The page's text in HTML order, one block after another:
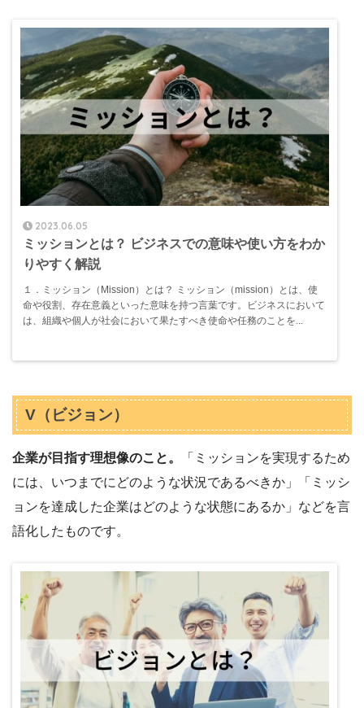
2023.06.05
ミッションとは？ ビジネスでの意味や使い方をわか
りやすく解説
１．ミッション（Mission）とは？ ミッション（mission）とは、使
命や役割、存在意義といった意味を持つ言葉です。ビジネスにおいて
は、組織や個人が社会において果たすべき使命や任務のことを...
V（ビジョン）
企業が目指す理想像のこと。
「ミッションを実現するため
には、いつまでにどのような状況であるべきか」「ミッシ
ョンを達成した企業はどのような状態にあるか」などを言
語化したものです。